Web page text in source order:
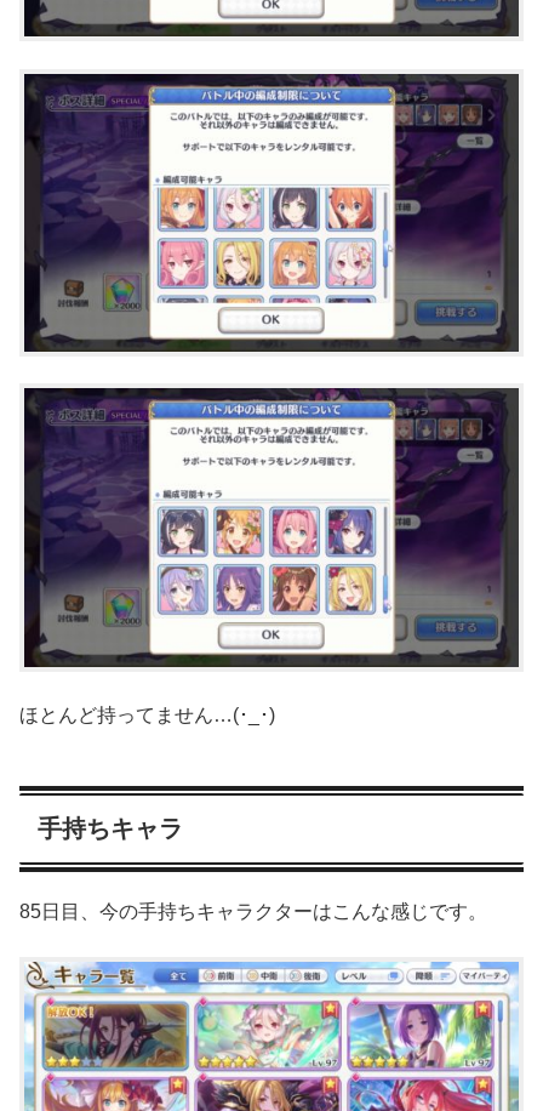
ほとんど持ってません…(･_･)
手持ちキャラ
85日目、今の手持ちキャラクターはこんな感じです。